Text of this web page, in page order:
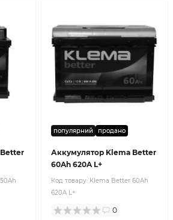
популярний продано
Аккумулятор Klema Better
60Ah 620A L+
Код товару: Klema Better 60Ah
620A L+
0